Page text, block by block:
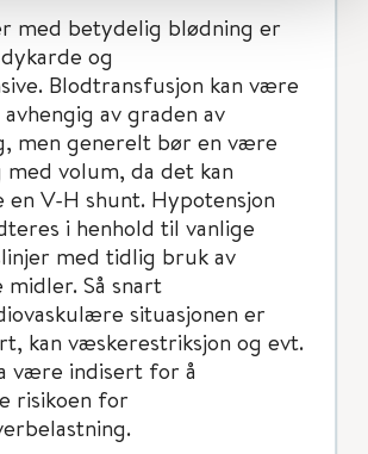
med betydelig blødning er
og
Blodtransfusjon kan være
av graden av
men generelt bør en være
volum, da det kan
V-H shunt. Hypotensjon
i henhold til vanlige
med tidlig bruk av
midler. Så snart
situasjonen er
kan væskerestriksjon og evt.
være indisert for å
risikoen for